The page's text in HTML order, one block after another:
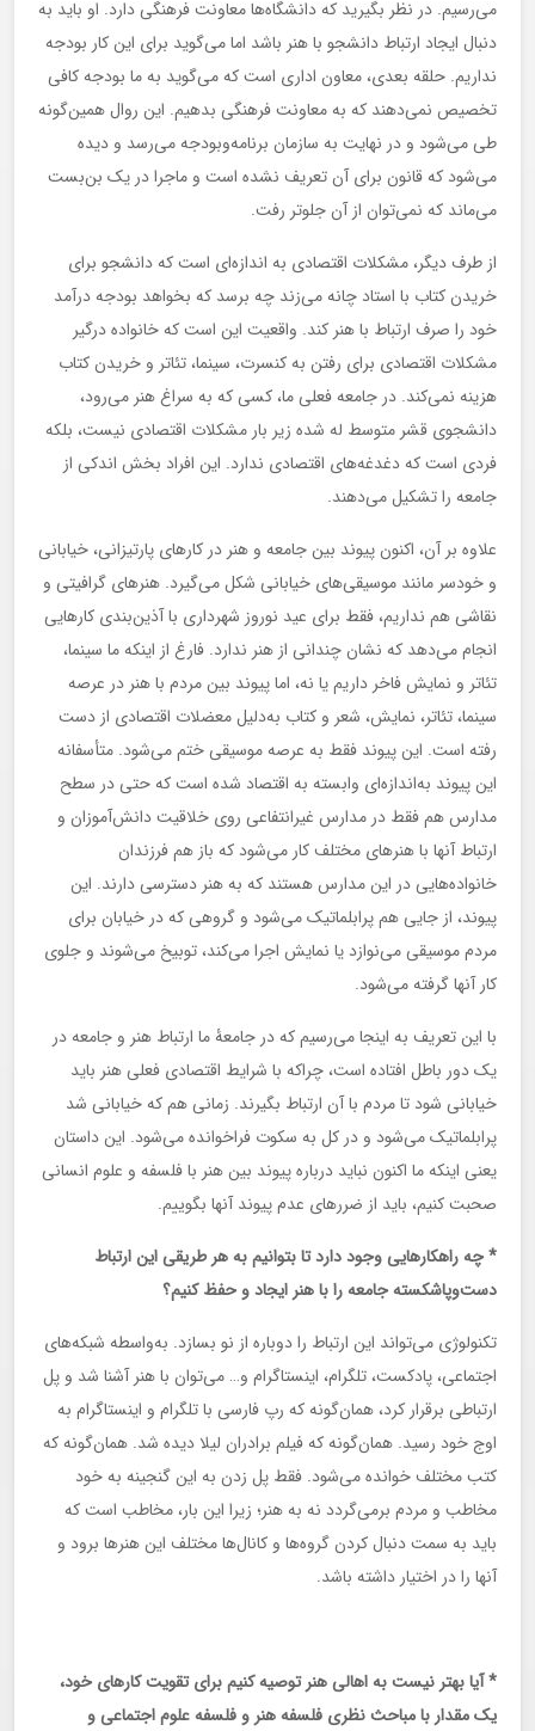
می‌رسیم. در نظر بگیرید که دانشگاه‌ها معاونت فرهنگی دارد. او باید به
دنبال ایجاد ارتباط دانشجو با هنر باشد اما می‌گوید برای این کار بودجه
نداریم. حلقه بعدی، معاون اداری است که می‌گوید به ما بودجه کافی
تخصیص نمی‌دهند که به معاونت فرهنگی بدهیم. این روال همین‌گونه
طی می‌شود و در نهایت به سازمان برنامه‌وبودجه می‌رسد و دیده
می‌شود که قانون برای آن تعریف نشده است و ماجرا در یک بن‌بست
می‌ماند که نمی‌توان از آن جلوتر رفت.
از طرف دیگر، مشکلات اقتصادی به اندازه‌ای است که دانشجو برای
خریدن کتاب با استاد چانه می‌زند چه برسد که بخواهد بودجه درآمد
خود را صرف ارتباط با هنر کند. واقعیت این است که خانواده‌ درگیر
مشکلات اقتصادی برای رفتن به کنسرت، سینما، تئاتر و خریدن کتاب
هزینه نمی‌کند. در جامعه فعلی ما، کسی که به سراغ هنر می‌رود،
دانشجوی قشر متوسط له شده زیر بار مشکلات اقتصادی نیست، بلکه
فردی است که دغدغه‌های اقتصادی ندارد. این افراد بخش اندکی از
جامعه را تشکیل می‌دهند.
علاوه بر آن، اکنون پیوند بین جامعه و هنر در کارهای پارتیزانی، خیابانی
و خودسر مانند موسیقی‌های خیابانی شکل می‌گیرد. هنرهای گرافیتی و
نقاشی هم نداریم، فقط برای عید نوروز شهرداری با آذین‌بندی کارهایی
انجام می‌دهد که نشان چندانی از هنر ندارد. فارغ از اینکه ما سینما،
تئاتر و نمایش فاخر داریم یا نه، اما پیوند بین مردم با هنر در عرصه
سینما، تئاتر، نمایش، شعر و کتاب به‌دلیل معضلات اقتصادی از دست
رفته است. این پیوند فقط به عرصه موسیقی ختم می‌شود. متأسفانه
این پیوند به‌اندازه‌ای وابسته به اقتصاد شده است که حتی در سطح
مدارس هم فقط در مدارس غیرانتفاعی روی خلاقیت دانش‌آموزان و
ارتباط آنها با هنرهای مختلف کار می‌شود که باز هم فرزندان
خانواده‌هایی در این مدارس هستند که به هنر دسترسی دارند. این
پیوند، از جایی هم پرابلماتیک می‌شود و گروهی که در خیابان برای
مردم موسیقی می‌نوازد یا نمایش اجرا می‌کند، توبیخ می‌شوند و جلوی
کار آنها گرفته می‌شود.
با این تعریف به اینجا می‌رسیم که در جامعۀ ما ارتباط هنر و جامعه در
یک دور باطل افتاده است، چراکه با شرایط اقتصادی فعلی هنر باید
خیابانی شود تا مردم با آن ارتباط بگیرند. زمانی هم که خیابانی شد
پرابلماتیک می‌شود و در کل به سکوت فراخوانده می‌شود. این داستان
یعنی اینکه ما اکنون نباید درباره پیوند بین هنر با فلسفه و علوم انسانی
صحبت کنیم، باید از ضررهای عدم پیوند آنها بگوییم.
* چه راهکارهایی وجود دارد تا بتوانیم به هر طریقی این ارتباط
دست‌وپاشکسته جامعه را با هنر ایجاد و حفظ کنیم؟
تکنولوژی می‌تواند این ارتباط را دوباره از نو بسازد. به‌واسطه شبکه‌های
اجتماعی، پادکست، تلگرام، اینستاگرام و… می‌توان با هنر آشنا شد و پل
ارتباطی برقرار کرد، همان‌گونه که رپ فارسی با تلگرام و اینستاگرام به
اوج خود رسید. همان‌گونه که فیلم برادران لیلا دیده شد. همان‌گونه که
کتب‌ مختلف خوانده می‌شود. فقط پل زدن به این گنجینه به خود
مخاطب و مردم برمی‌گردد نه به هنر؛ زیرا این بار، مخاطب است که
باید به سمت دنبال کردن گروه‌ها و کانال‌ها مختلف این هنرها برود و
آنها را در اختیار داشته باشد.
* آیا بهتر نیست به اهالی هنر توصیه کنیم برای تقویت کارهای خود،
یک مقدار با مباحث نظری فلسفه هنر و فلسفه علوم اجتماعی و